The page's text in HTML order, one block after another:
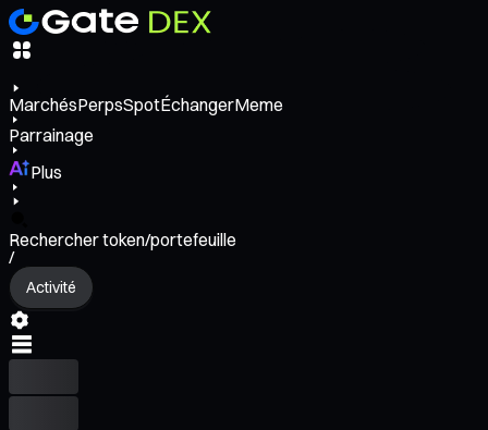
MarchésPerpsSpotÉchangerMeme
Parrainage
Plus
Rechercher token/portefeuille
/
Activité